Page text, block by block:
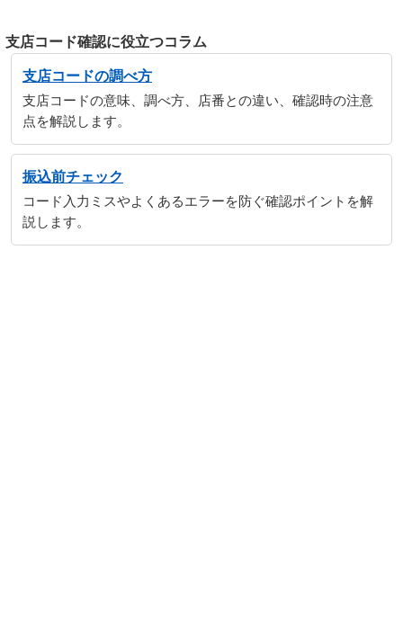
支店コード確認に役立つコラム
支店コードの調べ方
支店コードの意味、調べ方、店番との違い、確認時の注意
点を解説します。
振込前チェック
コード入力ミスやよくあるエラーを防ぐ確認ポイントを解
説します。